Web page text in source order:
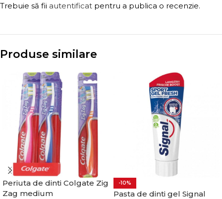
Trebuie să fii autentificat pentru a publica o recenzie.
Produse similare
Periuta de dinti Colgate Zig
Zag medium
-10%
Pasta de dinti gel Signal